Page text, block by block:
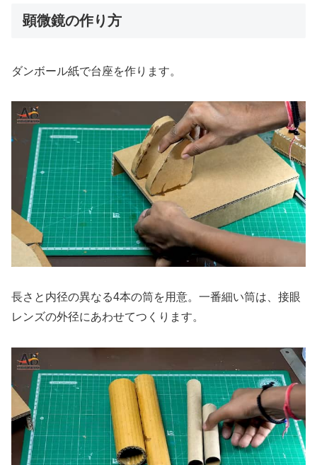
顕微鏡の作り方
ダンボール紙で台座を作ります。
長さと内径の異なる4本の筒を用意。一番細い筒は、接眼
レンズの外径にあわせてつくります。